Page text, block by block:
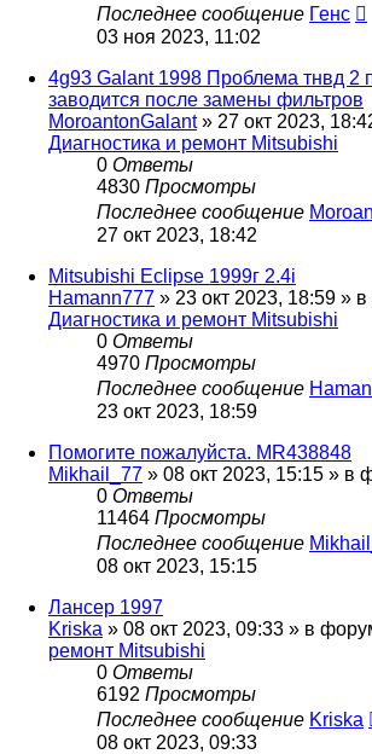
Последнее сообщение Генс
03 ноя 2023, 11:02
4g93 Galant 1998 Проблема тнвд 2
заводится после замены фильтров
MoroantonGalant» 27 окт 2023,
Диагностика и ремонт Mitsubishi
0 Ответы
4830 Просмотры
Последнее сообщение
27 окт 2023, 18:42
Mitsubishi Eclipse 1999г 2.4i
Hamann777 » 23 окт 2023, 18:59 »
Диагностика и ремонт Mitsubishi
0 Ответы
4970 Просмотры
Последнее сообщение
23 окт 2023, 18:59
Помогите пожалуйста. MR438848
Mikhail_77 » 08 окт 2023, 15:15 » в
0 Ответы
11464 Просмотры
Последнее сообщение
08 окт 2023, 15:15
Лансер 1997
Kriska » 08 окт 2023, 09:33 » в
ремонт Mitsubishi
0 Ответы
6192 Просмотры
Последнее сообщение Kriska
08 окт 2023, 09:33